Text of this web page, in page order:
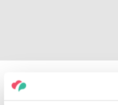
Druhá polovina dne